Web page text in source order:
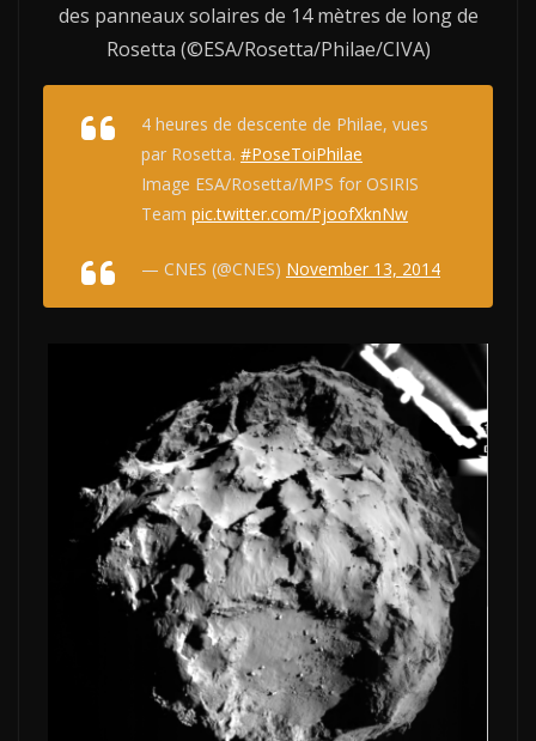
des panneaux solaires de 14 mètres de long de
Rosetta (©ESA/Rosetta/Philae/CIVA)
4 heures de descente de Philae, vues
par Rosetta. #PoseToiPhilae
Image ESA/Rosetta/MPS for OSIRIS
Team pic.twitter.com/PjoofXknNw
— CNES (@CNES) November 13, 2014